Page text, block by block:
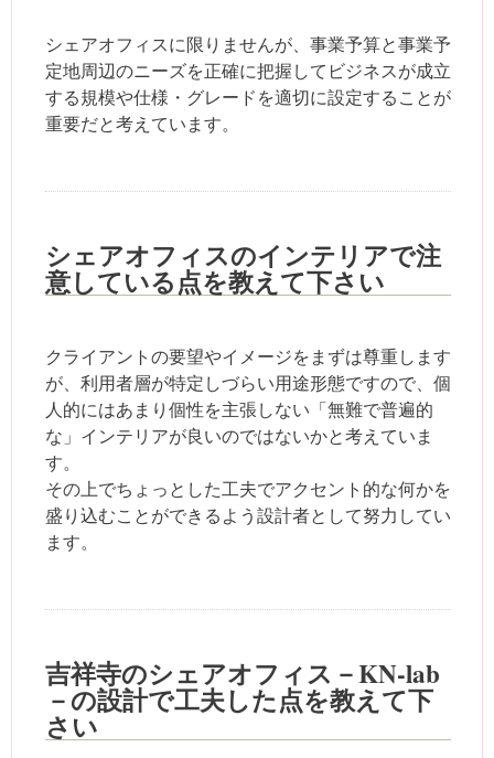
シェアオフィスに限りませんが、事業予算と事業予
定地周辺のニーズを正確に把握してビジネスが成立
する規模や仕様・グレードを適切に設定することが
重要だと考えています。
シェアオフィスのインテリアで注
意している点を教えて下さい
クライアントの要望やイメージをまずは尊重します
が、利用者層が特定しづらい用途形態ですので、個
人的にはあまり個性を主張しない「無難で普遍的
な」インテリアが良いのではないかと考えていま
す。
その上でちょっとした工夫でアクセント的な何かを
盛り込むことができるよう設計者として努力してい
ます。
吉祥寺のシェアオフィス－KN-lab
－の設計で工夫した点を教えて下
さい